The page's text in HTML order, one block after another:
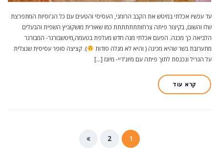
עד עכשיו אכלתי במיטש את הקבב הרומני, העסיסי והטעים עם כל הג'וסיות המתפרצת
שלו והשום, בקיצור פיתה צרחותתתתתתת כמו שאורית מושקוביץ השפית והבעלים
הלביאה כך מכנה. הפעם אכלתי מנה חדש מעלפת בטעמה,מיטשבורגר- המבורגר
מתערובת בשר שהיא מכינה ( והיא לא מגלה סודות
). קציצה סופר עסיסית שנצלית
על הגריל ונכנסת לתוך פיתה עם מיוג'דיי- מיונז […]
קרא עוד
1
2